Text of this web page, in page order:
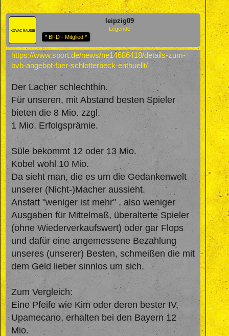
leipzig09
Legende
* BFD - Mitglied *
https://www.sport.de/news/ne14686418/details-zum-
bvb-angebot-fuer-schlotterbeck-enthuellt/
Der Lacher schlechthin.
Für unseren, mit Abstand besten Spieler
bieten die 8 Mio. zzgl.
1 Mio. Erfolgsprämie.
Süle bekommt 12 oder 13 Mio.
Kobel wohl 10 Mio.
Da sieht man, die es um die Gedankenwelt
unserer (Nicht-)Macher aussieht.
Anstatt "weniger ist mehr" , also weniger
Ausgaben für Mittelmaß, überalterte Spieler
(ohne Wiederverkaufswert) oder gar Flops
und dafür eine angemessene Bezahlung
unseres (unserer) Besten, schmeißen die mit
dem Geld lieber sinnlos um sich.
Zum Vergleich:
Eine Pfeife wie Kim oder deren bester IV,
Upamecano, erhalten bei den Bayern 12
Mio.